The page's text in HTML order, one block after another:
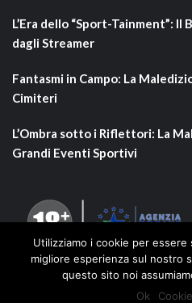
L’Era dello “Sport-Tainment”:
dagli Streamer
Fantasmi in Campo: La
Cimiteri
L’Ombra sotto i Riflettori: La
Grandi Eventi Sportivi
Utilizziamo i cookie per
migliore esperienza sul nostro
questo sito noi
Ok